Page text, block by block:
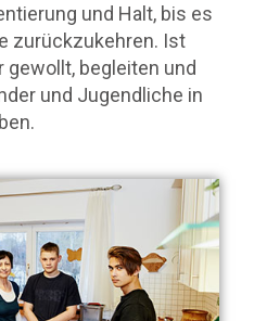
und Halt, bis es
zurückzukehren. Ist
begleiten und
und Jugendliche in